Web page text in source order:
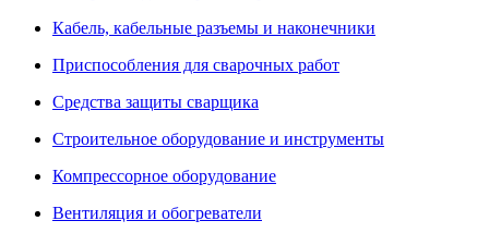
Кабель, кабельные разъемы и наконечники
Приспособления для сварочных работ
Средства защиты сварщика
Строительное оборудование и инструменты
Компрессорное оборудование
Вентиляция и обогреватели